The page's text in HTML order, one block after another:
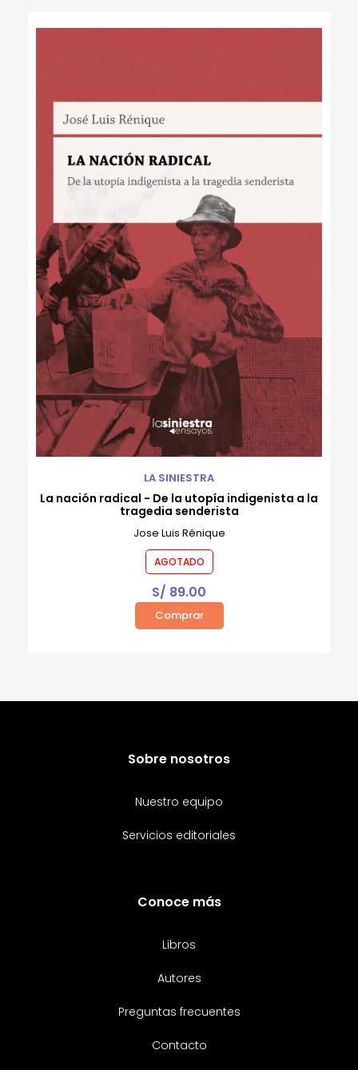
LA SINIESTRA
La nación radical - De la utopía indigenista a la
tragedia senderista
Jose Luis Rénique
AGOTADO
S/ 89.00
Comprar
Sobre nosotros
Nuestro equipo
Servicios editoriales
Conoce más
Libros
Autores
Preguntas frecuentes
Contacto